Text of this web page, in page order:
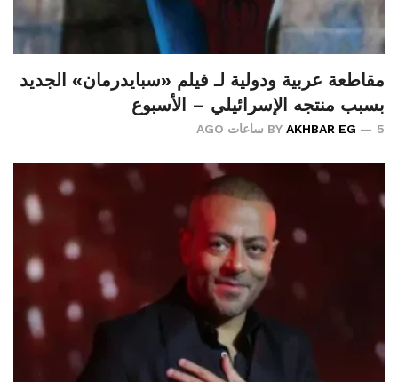
مقاطعة عربية ودولية لـ فيلم «سبايدرمان» الجديد
بسبب منتجه الإسرائيلي – الأسبوع
BY AKHBAR EG 5 ساعات AGO